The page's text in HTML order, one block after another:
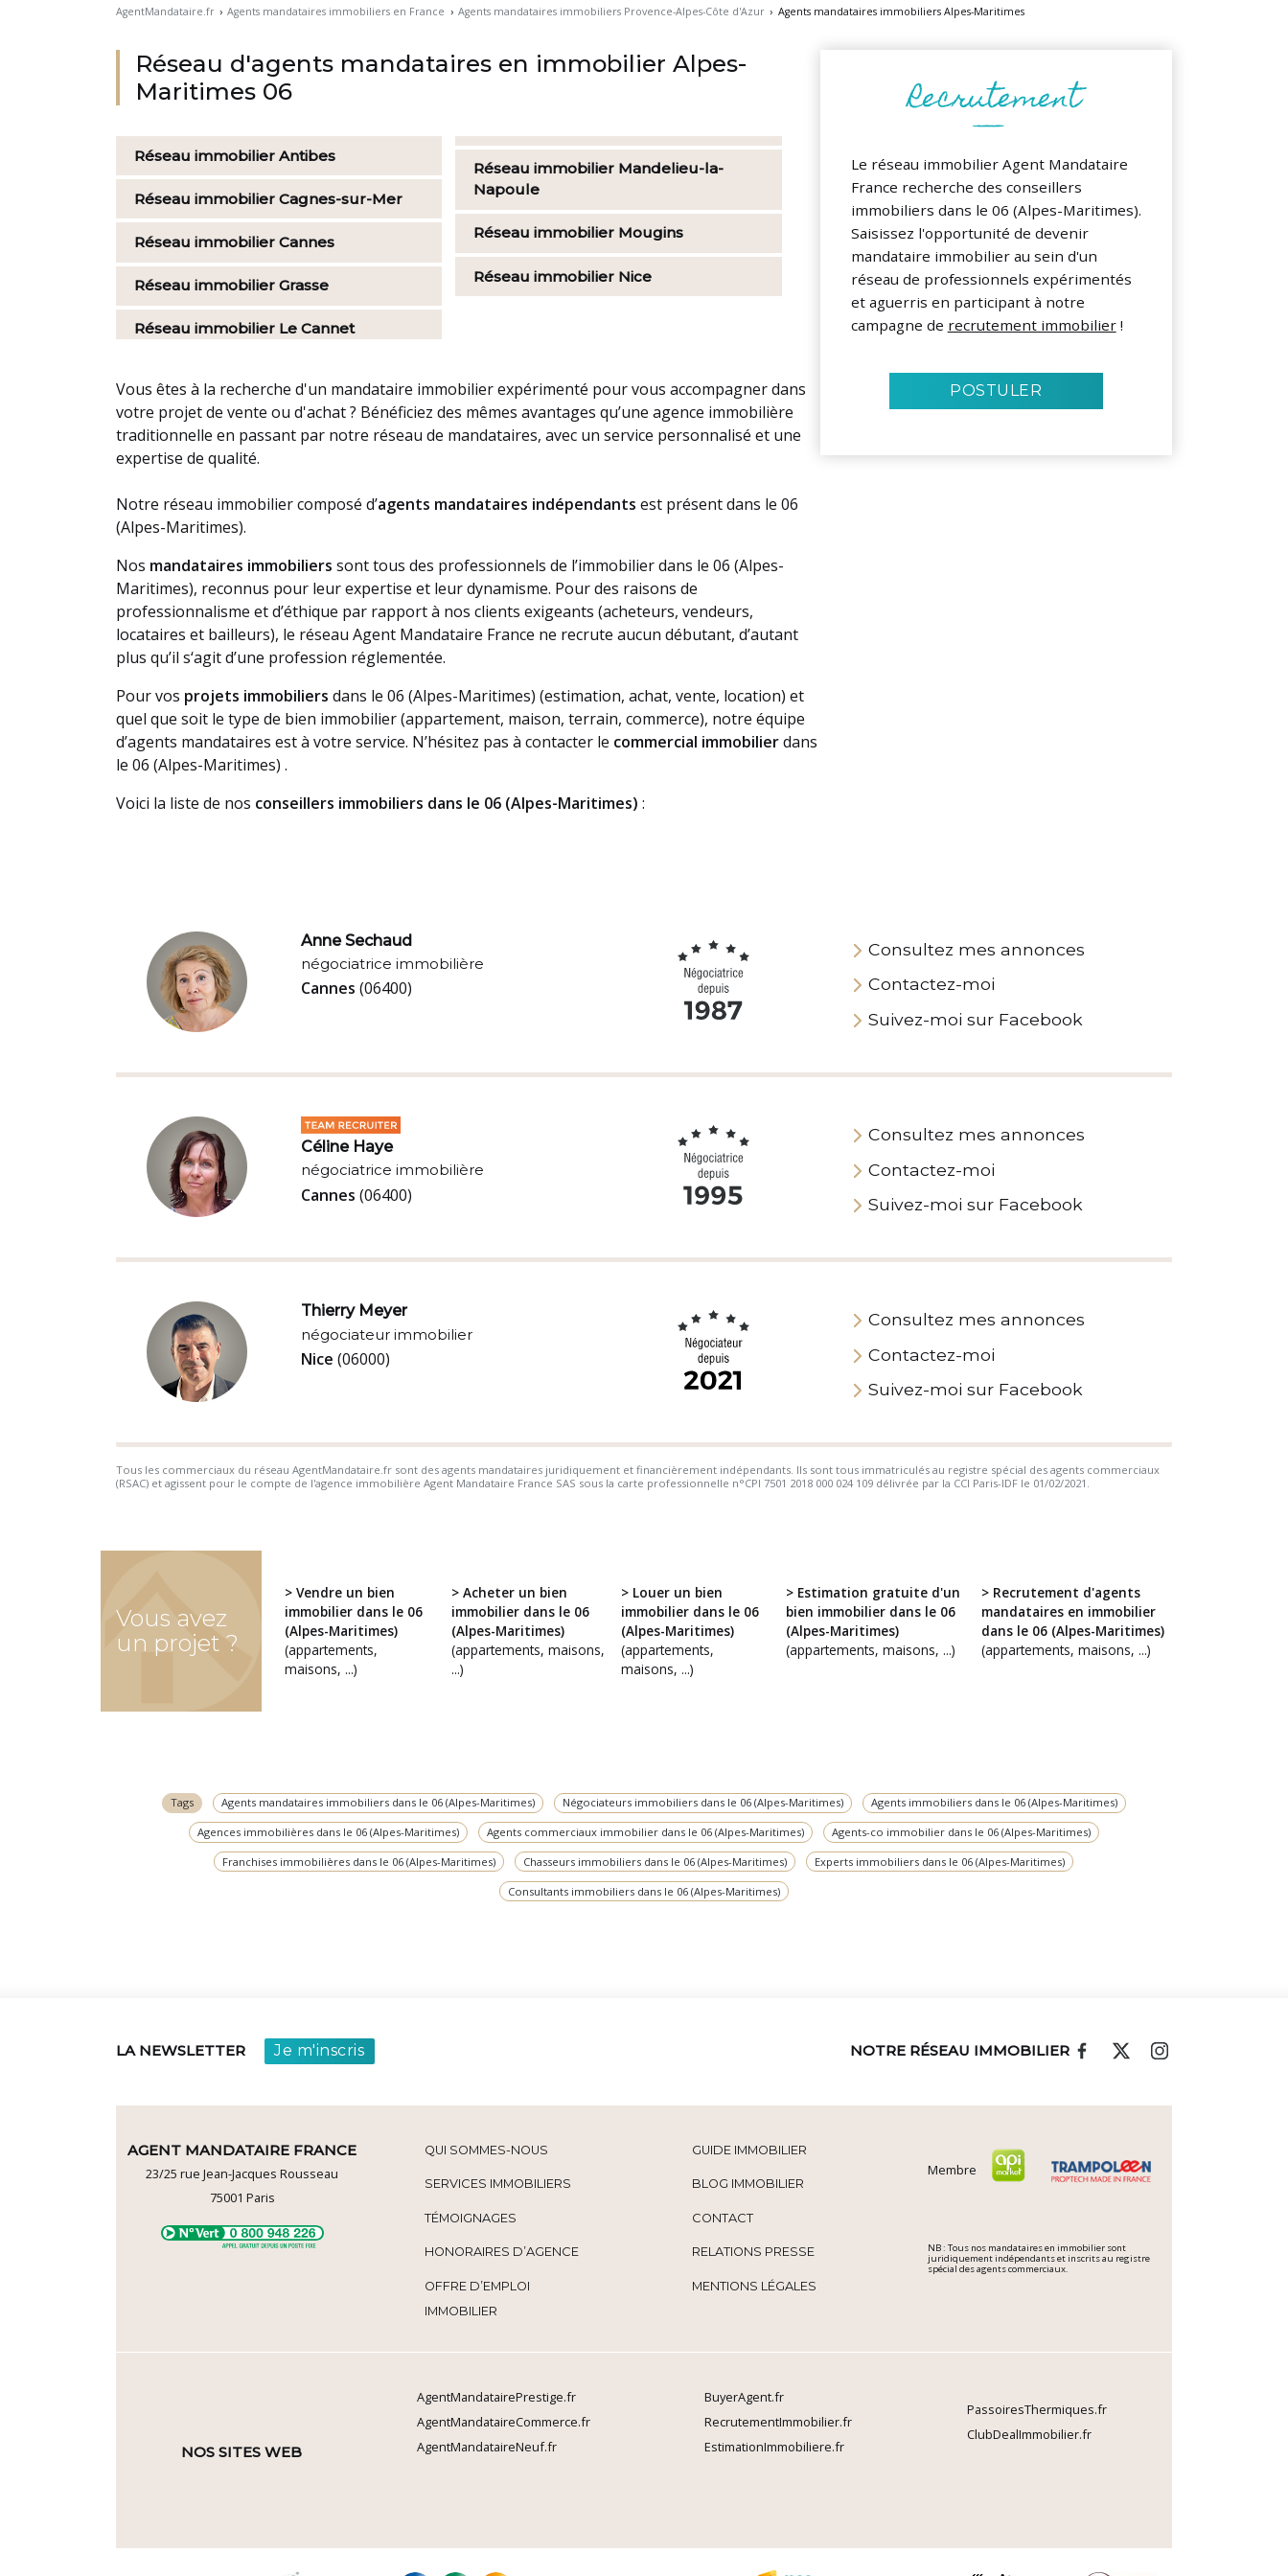
AgentMandataire.fr › Agents mandataires immobiliers en France › Agents mandataires immobiliers Provence-Alpes-Côte d'Azur › Agents mandataires immobiliers Alpes-Maritimes
Réseau d'agents mandataires en immobilier Alpes-
Maritimes 06
Réseau immobilierAntibes
Réseau immobilierCagnes-sur-Mer
Réseau immobilierCannes
Réseau immobilierGrasse
Réseau immobilier Le Cannet
Réseau immobilier Mandelieu-la-
Napoule
Réseau immobilier Mougins
Réseau immobilier Nice
Vous êtes à la recherche d'un mandataire immobilier expérimenté pour vous accompagner dans
votre projet de vente ou d'achat ? Bénéficiez des mêmes avantages qu’une agence immobilière
traditionnelle en passant par notre réseau de mandataires, avec un service personnalisé et une
expertise de qualité.
Notre réseau immobiliercomposé d’agents mandataires indépendants est présent dans le 06
(Alpes-Maritimes).
Nos mandataires immobiliers sont tous des professionnels de l’immobilier dans le 06 (Alpes-
Maritimes), reconnus pour leur expertise et leur dynamisme. Pour des raisons de
professionnalisme et d’éthique par rapport à nos clients exigeants (acheteurs, vendeurs,
locataires et bailleurs), le réseau Agent Mandataire France ne recrute aucun débutant, d’autant
plus qu’il s‘agit d’une profession réglementée.
Pour vos projets immobiliers dans le 06 (Alpes-Maritimes) (estimation, achat, vente, location) et
quel que soit le type de bien immobilier (appartement, maison, terrain, commerce), notre équipe
d’agents mandataires est à votre service. N’hésitez pas à contacter le commercial immobilierdans
le 06 (Alpes-Maritimes) .
Voici la liste de nos conseillers immobiliers dans le 06 (Alpes-Maritimes) :
Le réseau immobilier Agent Mandataire
France recherche des conseillers
immobiliers dans le 06 (Alpes-Maritimes).
Saisissez l'opportunité de devenir
mandataire immobilier au sein d'un
réseau de professionnels expérimentés
et aguerris en participant à notre
campagne de recrutement immobilier!
POSTULER
Anne Sechaud
négociatrice immobilière
Cannes (06400)
Consultez mes annonces
Contactez-moi
Suivez-moi sur Facebook
Céline Haye
négociatrice immobilière
Cannes (06400)
Consultez mes annonces
Contactez-moi
Suivez-moi sur Facebook
Thierry Meyer
négociateur immobilier
Nice (06000)
Consultez mes annonces
Contactez-moi
Suivez-moi sur Facebook
Tous les commerciaux du réseau AgentMandataire.fr sont des agents mandataires juridiquement et financièrement indépendants. Ils sont tous immatriculés au registre spécial des agents commerciaux
(RSAC) et agissent pour le compte de l'agence immobilière Agent Mandataire France SAS sous la carte professionnelle n°CPI 7501 2018 000 024 109 délivrée par la CCI Paris-IDF le 01/02/2021.
Vous avez
un projet ?
> Vendre un bien
immobilier dans le 06
(Alpes-Maritimes)
(appartements,
maisons, ...)
> Acheter un bien
immobilier dans le 06
(Alpes-Maritimes)
(appartements, maisons,
...)
> Louer un bien
immobilier dans le 06
(Alpes-Maritimes)
(appartements,
maisons, ...)
> Estimation gratuite d'un
bien immobilier dans le 06
(Alpes-Maritimes)
(appartements, maisons, ...)
> Recrutement d'agents
mandataires en immobilier
dans le 06 (Alpes-Maritimes)
(appartements, maisons, ...)
Tags Agents mandataires immobiliers dans le 06 (Alpes-Maritimes) Négociateurs immobiliers dans le 06 (Alpes-Maritimes) Agents immobiliers dans le 06 (Alpes-Maritimes)
Agences immobilières dans le 06 (Alpes-Maritimes) Agents commerciaux immobilier dans le 06 (Alpes-Maritimes) Agents-co immobilier dans le 06 (Alpes-Maritimes)
Franchises immobilières dans le 06 (Alpes-Maritimes) Chasseurs immobiliers dans le 06 (Alpes-Maritimes) Experts immobiliers dans le 06 (Alpes-Maritimes)
Consultants immobiliers dans le 06 (Alpes-Maritimes)
LA NEWSLETTER Je m'inscris NOTRE RÉSEAU IMMOBILIER
AGENT MANDATAIRE FRANCE
23/25 rue Jean-Jacques Rousseau
75001 Paris
QUI SOMMES-NOUS
SERVICES IMMOBILIERS
TÉMOIGNAGES
HONORAIRES D’AGENCE
OFFRE D’EMPLOI
IMMOBILIER
GUIDE IMMOBILIER
BLOG IMMOBILIER
CONTACT
RELATIONS PRESSE
MENTIONS LÉGALES
Membre
NB : Tous nos mandataires en immobilier sont
juridiquement indépendants et inscrits au registre
spécial des agents commerciaux.
NOS SITES WEB
AgentMandatairePrestige.fr
AgentMandataireCommerce.fr
AgentMandataireNeuf.fr
BuyerAgent.fr
RecrutementImmobilier.fr
EstimationImmobiliere.fr
PassoiresThermiques.fr
ClubDealImmobilier.fr